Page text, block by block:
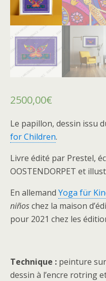
2500,00€
Le papillon, dessin issu
for Children.
Livre édité par Prestel,
OOSTENDORPET et
En allemand Yoga für
niñoschez la maison
pour 2021 chez les
Technique : peinture
dessin à l’encre rotring